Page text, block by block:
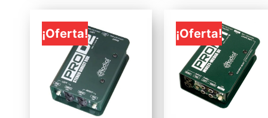
¡Oferta! ¡Oferta!